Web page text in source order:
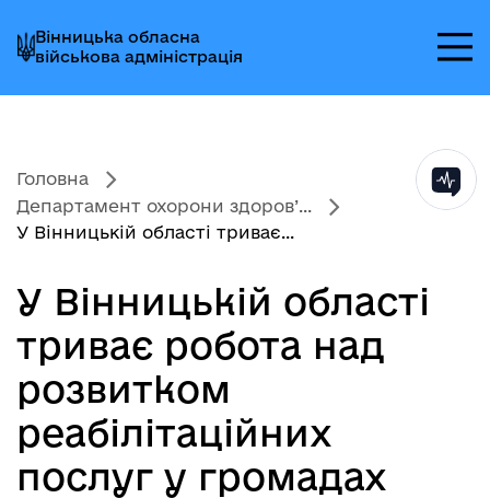
до
головного
меню
до
головного
вмісту
до
головного
колонтитула
Вінницька обласна
військова адміністрація
Головна
Департамент охорони здоров’...
У Вінницькій області триває...
У Вінницькій області
триває робота над
розвитком
реабілітаційних
послуг у громадах